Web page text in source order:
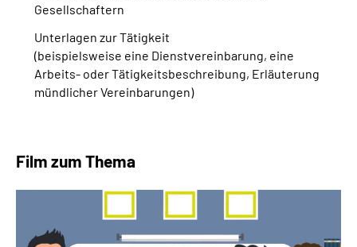
Gesellschaftern
Unterlagen zur Tätigkeit
(beispielsweise eine Dienstvereinbarung, eine
Arbeits- oder Tätigkeitsbeschreibung, Erläuterung
mündlicher Vereinbarungen)
Film zum Thema